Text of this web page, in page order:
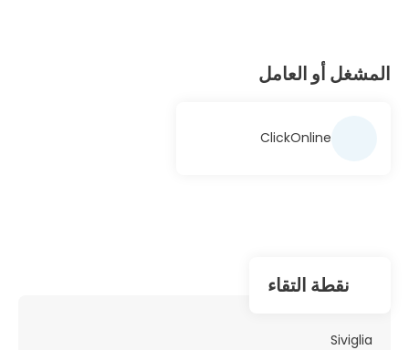
المشغل أو العامل
ClickOnline
نقطة التقاء
Siviglia